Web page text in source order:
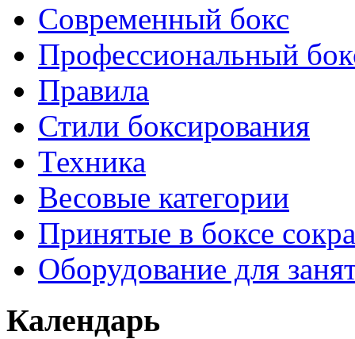
Современный бокс
Профессиональный
Правила
Стили боксирования
Техника
Весовые категории
Принятые в боксе
Оборудование для
Календарь